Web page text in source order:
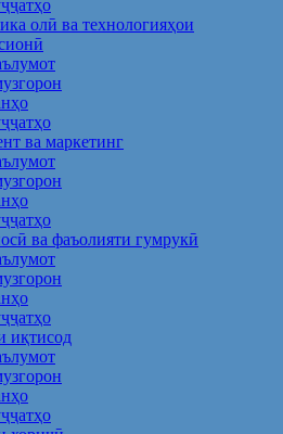
олӣ ва технологияҳои
ва маркетинг
ва фаъолияти гумрукӣ
иқтисод